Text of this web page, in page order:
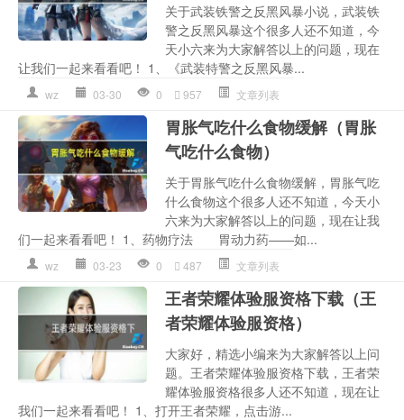
关于武装铁警之反黑风暴小说，武装铁
警之反黑风暴这个很多人还不知道，今
天小六来为大家解答以上的问题，现在
让我们一起来看看吧！ 1、《武装特警之反黑风暴...
wz 03-30 0 957 文章列表
胃胀气吃什么食物缓解（胃胀
气吃什么食物）
关于胃胀气吃什么食物缓解，胃胀气吃
什么食物这个很多人还不知道，今天小
六来为大家解答以上的问题，现在让我
们一起来看看吧！ 1、药物疗法 胃动力药——如...
wz 03-23 0 487 文章列表
王者荣耀体验服资格下载（王
者荣耀体验服资格）
大家好，精选小编来为大家解答以上问
题。王者荣耀体验服资格下载，王者荣
耀体验服资格很多人还不知道，现在让
我们一起来看看吧！ 1、打开王者荣耀，点击游...